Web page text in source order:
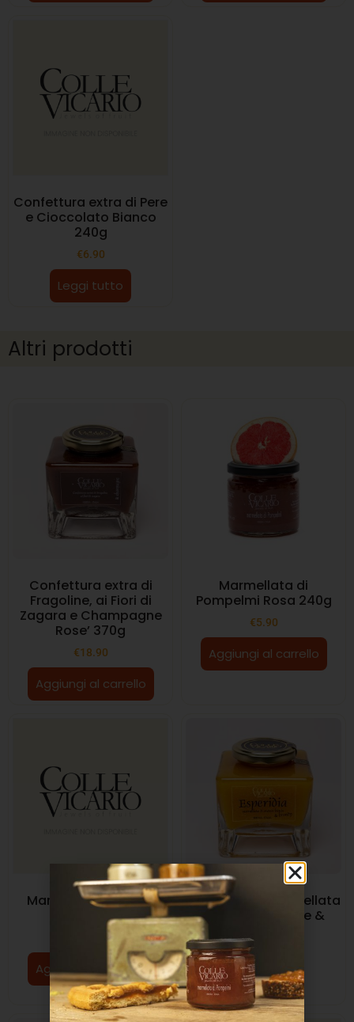
Confettura extra di Pere
e Cioccolato Bianco
240g
€6.90
Leggi tutto
Altri prodotti
Confettura extra di
Fragoline, ai Fiori di
Zagara e Champagne
Rose’ 370g
€18.90
Aggiungi al carrello
Marmellata di
Pompelmi Rosa 240g
€5.90
Aggiungi al carrello
Marmellata di Cedri
Aggiungi al carrello
“Esperidia” -Marmellata
di Arance Bionde &
€
Leggi tutto